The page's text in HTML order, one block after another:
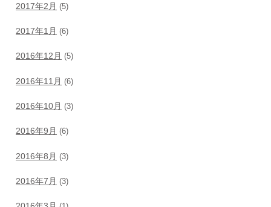
2017年2月 (5)
2017年1月 (6)
2016年12月 (5)
2016年11月 (6)
2016年10月 (3)
2016年9月 (6)
2016年8月 (3)
2016年7月 (3)